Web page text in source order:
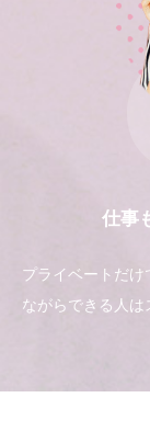
仕事
プライベートだ
ながらできる人は